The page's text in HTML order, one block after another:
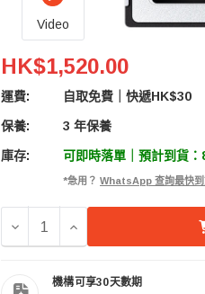
Video
ProGrade Digital
HK$1,520.00
運費: 自取免費｜快遞HK$30
保養: 3 年保養
庫存: 可即時落單｜預計到貨：
*急用？ WhatsApp 查詢最快到
減少 PROGRADE DIGITAL
增加 PROGRADE
機構可享30天數期